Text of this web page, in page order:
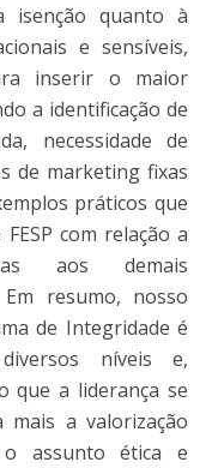
isenção quanto à
e sensíveis,
inserir o maior
a identificação de
necessidade de
de marketing fixas
práticos que
com relação a
aos demais
resumo, nosso
de Integridade é
níveis e,
que a liderança se
a valorização
assunto ética e